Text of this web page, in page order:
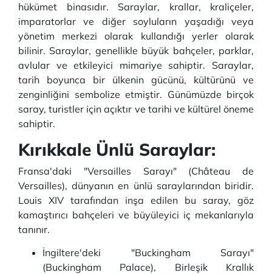
hükümet binasıdır. Saraylar, krallar, kraliçeler,
imparatorlar ve diğer soyluların yaşadığı veya
yönetim merkezi olarak kullandığı yerler olarak
bilinir. Saraylar, genellikle büyük bahçeler, parklar,
avlular ve etkileyici mimariye sahiptir. Saraylar,
tarih boyunca bir ülkenin gücünü, kültürünü ve
zenginliğini sembolize etmiştir. Günümüzde birçok
saray, turistler için açıktır ve tarihi ve kültürel öneme
sahiptir.
Kırıkkale Ünlü Saraylar:
Fransa'daki "Versailles Sarayı" (Château de
Versailles), dünyanın en ünlü saraylarından biridir.
Louis XIV tarafından inşa edilen bu saray, göz
kamaştırıcı bahçeleri ve büyüleyici iç mekanlarıyla
tanınır.
İngiltere'deki "Buckingham Sarayı"
(Buckingham Palace), Birleşik Krallık